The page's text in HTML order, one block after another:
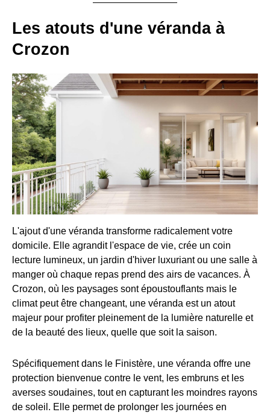
Les atouts d'une véranda à
Crozon
L'ajout d'une véranda transforme radicalement votre
domicile. Elle agrandit l'espace de vie, crée un coin
lecture lumineux, un jardin d'hiver luxuriant ou une salle à
manger où chaque repas prend des airs de vacances. À
Crozon, où les paysages sont époustouflants mais le
climat peut être changeant, une véranda est un atout
majeur pour profiter pleinement de la lumière naturelle et
de la beauté des lieux, quelle que soit la saison.
Spécifiquement dans le Finistère, une véranda offre une
protection bienvenue contre le vent, les embruns et les
averses soudaines, tout en capturant les moindres rayons
de soleil. Elle permet de prolonger les journées en